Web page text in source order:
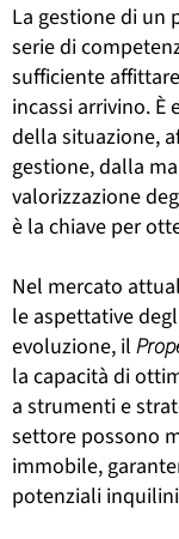
La gestione di un
serie di
sufficiente
incassi arrivino. È
della situazione,
gestione, dalla
valorizzazione
è la chiave per
Nel mercato
le aspettative
evoluzione, il
la capacità di
a strumenti e
settore possono
immobile,
potenziali